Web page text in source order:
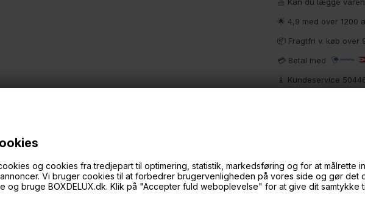
og cookies fra tredjepart til optimering, statistik, markedsføring og for at målrette
Vi bruger cookies til at forbedrer brugervenligheden på vores side og gør det
og bruge BOXDELUX.dk. Klik på "Accepter fuld weboplevelse" for at give dit samtykke
🧺 Kan du lægge
🌟 4,9 med over
📦 Fragtfri v. køb over
💳 Betal med
📱 Kundeservice